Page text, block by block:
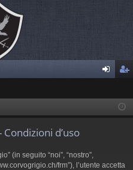
riv
d’uso
(in seguito “noi”, “nostro”,
frm”), l’utente accetta